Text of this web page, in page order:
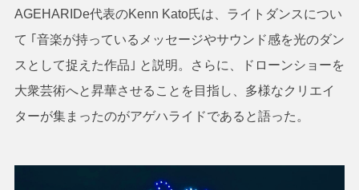
AGEHARIDe代表のKenn Kato氏は、ライトダンスについ
て ｢音楽が持っているメッセージやサウンド感を光のダン
スとして捉えた作品｣ と説明。さらに、ドローンショーを
大衆芸術へと昇華させることを目指し、多様なクリエイ
ターが集まったのがアゲハライドであると語った。